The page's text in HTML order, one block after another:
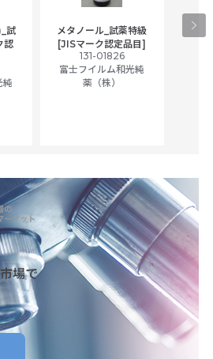
試
認
純
メタノール_試薬特級
[JISマーク認定品目]
131-01826
富士フイルム和光純
薬（株）
ア
場で